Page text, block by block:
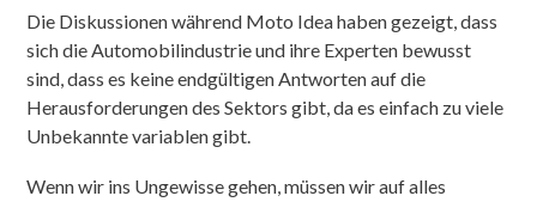
Die Diskussionen während Moto Idea haben gezeigt, dass
sich die Automobilindustrie und ihre Experten bewusst
sind, dass es keine endgültigen Antworten auf die
Herausforderungen des Sektors gibt, da es einfach zu viele
Unbekannte variablen gibt.
Wenn wir ins Ungewisse gehen, müssen wir auf alles